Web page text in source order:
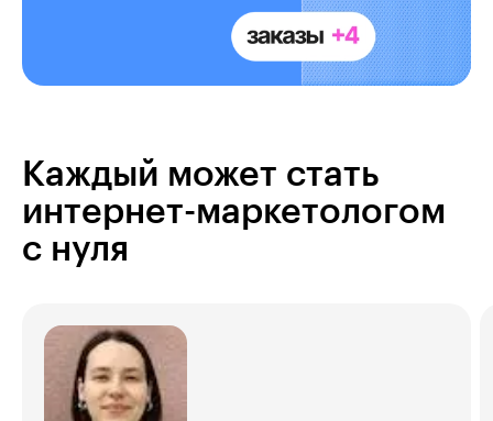
Каждый может стать
интернет-маркетологом
с нуля